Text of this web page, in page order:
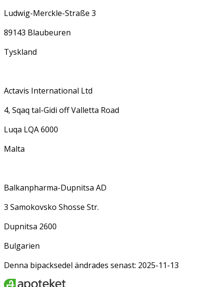
Ludwig-Merckle-Straße 3
89143 Blaubeuren
Tyskland
Actavis International Ltd
4, Sqaq tal-Gidi off Valletta Road
Luqa LQA 6000
Malta
Balkanpharma-Dupnitsa AD
3 Samokovsko Shosse Str.
Dupnitsa 2600
Bulgarien
Denna bipacksedel ändrades senast: 2025-11-13